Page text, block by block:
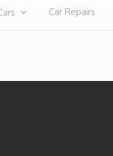
Car Repairs